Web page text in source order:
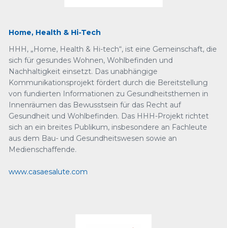
Home, Health & Hi-Tech
HHH, „Home, Health & Hi-tech“, ist eine Gemeinschaft, die
sich für gesundes Wohnen, Wohlbefinden und
Nachhaltigkeit einsetzt. Das unabhängige
Kommunikationsprojekt fördert durch die Bereitstellung
von fundierten Informationen zu Gesundheitsthemen in
Innenräumen das Bewusstsein für das Recht auf
Gesundheit und Wohlbefinden. Das HHH-Projekt richtet
sich an ein breites Publikum, insbesondere an Fachleute
aus dem Bau- und Gesundheitswesen sowie an
Medienschaffende.
www.casaesalute.com